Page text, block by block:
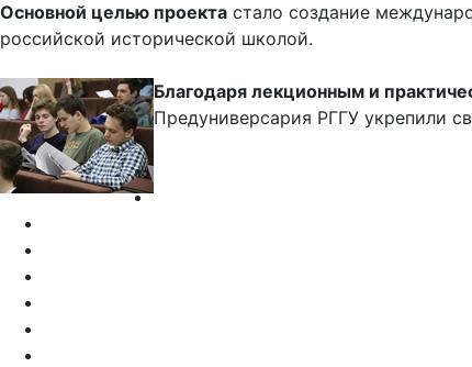
Основной целью проекта стало создание
российской исторической школой.
Благодаря лекционным и
Предуниверсария РГГУ укрепили